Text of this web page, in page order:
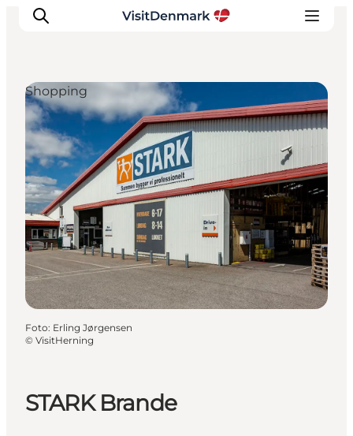
Inspiration
Regionen
Erlebnisse
Unterkünfte
Reiseplanung
STARK Brande
Shopping
Foto: Erling Jørgensen
© VisitHerning